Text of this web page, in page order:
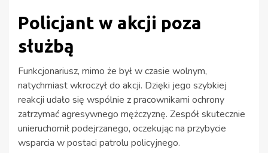
Policjant w akcji poza
służbą
Funkcjonariusz, mimo że był w czasie wolnym,
natychmiast wkroczył do akcji. Dzięki jego szybkiej
reakcji udało się wspólnie z pracownikami ochrony
zatrzymać agresywnego mężczyznę. Zespół skutecznie
unieruchomił podejrzanego, oczekując na przybycie
wsparcia w postaci patrolu policyjnego.